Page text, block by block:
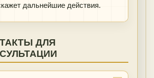
дальнейшие действия.
ДЛЯ